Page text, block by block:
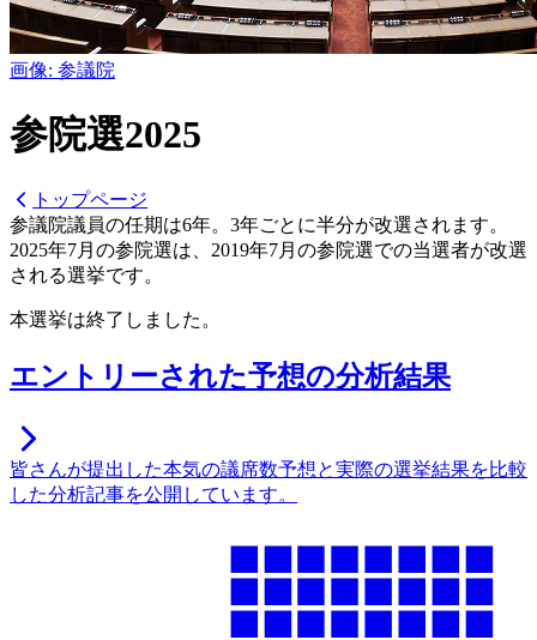
画像: 参議院
参院選2025
トップページ
参議院議員の任期は6年。 3年ごとに半分が改選されます。
2025年7月の参院選は、 2019年7月の参院選での当選者が改選
される選挙です。
本選挙は終了しました。
エントリーされた予想の分析結果
皆さんが提出した本気の議席数予想と実際の選挙結果を比較
した分析記事を公開しています。